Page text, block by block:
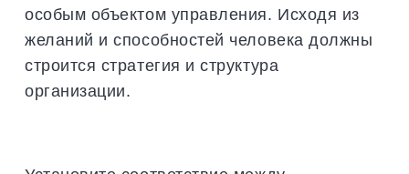
особым объектом управления. Исходя из
желаний и способностей человека должны
строится стратегия и структура
организации.